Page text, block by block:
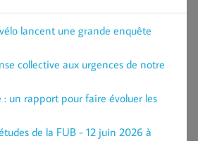
lancent une grande enquête
collective aux urgences de notre
: un rapport pour faire évoluer les
de la FUB - 12 juin 2026 à